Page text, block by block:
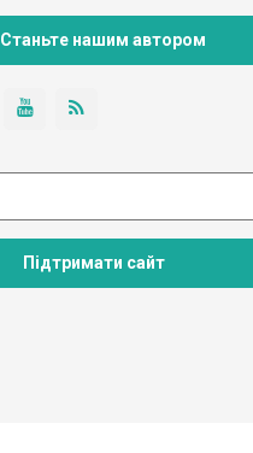
Станьте нашим автором
Підтримати сайт